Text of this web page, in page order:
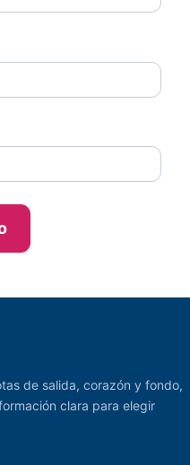
de salida, corazón y fondo,
clara para elegir